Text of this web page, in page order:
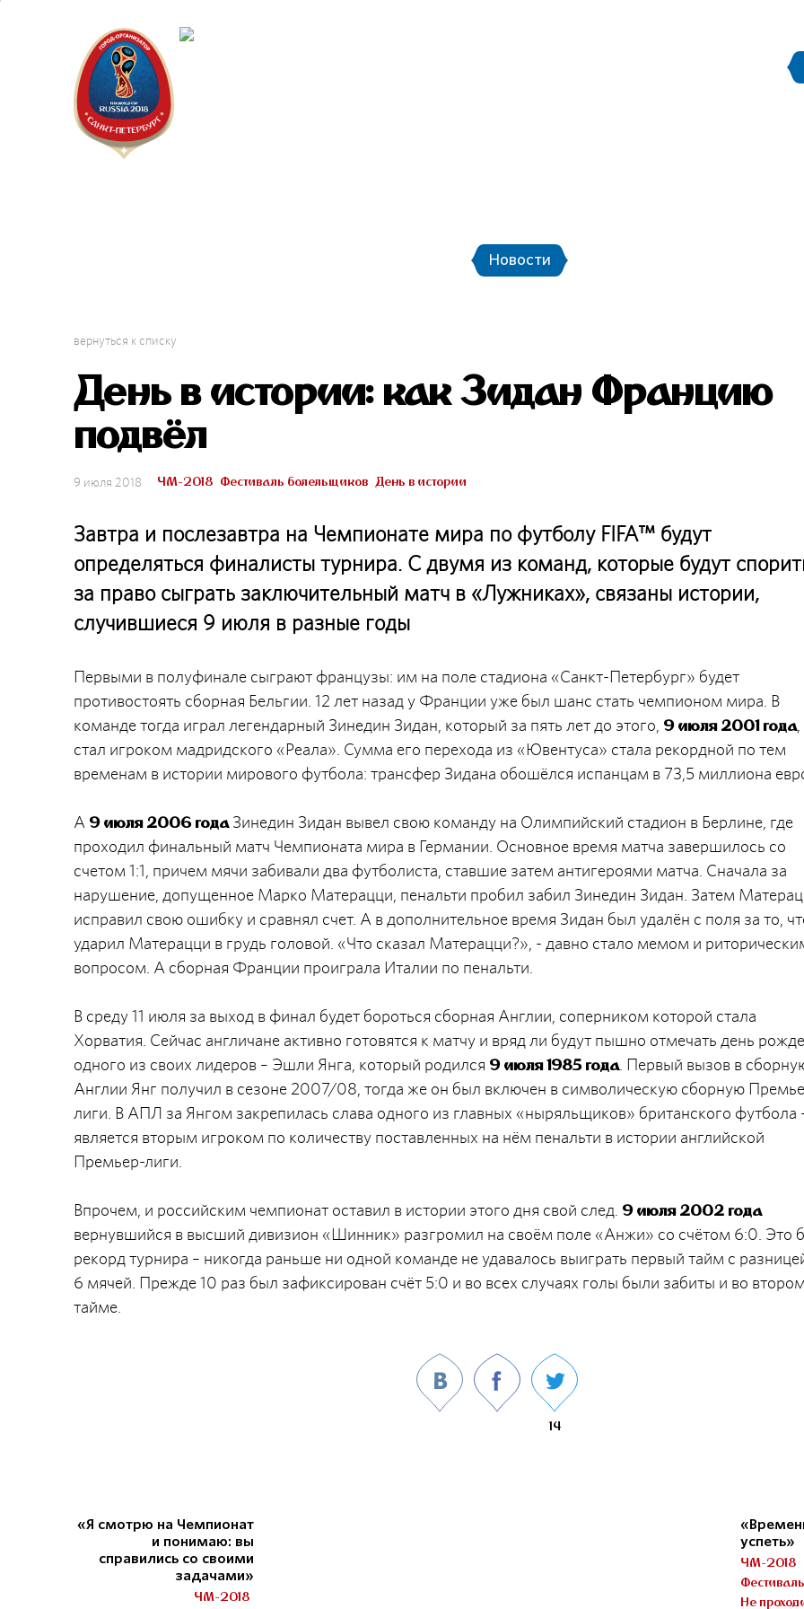
Новости
вернуться к списку
День в истории: как Зидан Францию
подвёл
9 июля 2018 ЧМ-2018 Фестиваль болельщиков День в истории
Завтра и послезавтра на Чемпионате мира по футболу FIFA™ будут
определяться финалисты турнира. С двумя из команд, которые будут
за право сыграть заключительный матч в «Лужниках», связаны истории,
случившиеся 9 июля в разные годы
Первыми в полуфинале сыграют французы: им на поле стадиона «Санкт-Петербург» будет
противостоять сборная Бельгии. 12 лет назад у Франции уже был шанс стать чемпионом мира. В
команде тогда играл легендарный Зинедин Зидан, который за пять лет до этого, 9 июля 2001 года,
стал игроком мадридского «Реала». Сумма его перехода из «Ювентуса» стала рекордной по тем
временам в истории мирового футбола: трансфер Зидана обошёлся испанцам в 73,5 миллиона
А 9 июля 2006 годаЗинедин Зидан вывел свою команду на Олимпийский стадион в Берлине, где
проходил финальный матч Чемпионата мира в Германии. Основное время матча завершилось со
счетом 1:1, причем мячи забивали два футболиста, ставшие затем антигероями матча. Сначала за
нарушение, допущенное Марко Матерацци, пенальти пробил забил Зинедин Зидан. Затем
исправил свою ошибку и сравнял счет. А в дополнительное время Зидан был удалён с поля за то,
ударил Матерацци в грудь головой. «Что сказал Матерацци?», - давно стало мемом и
вопросом. А сборная Франции проиграла Италии по пенальти.
В среду 11 июля за выход в финал будет бороться сборная Англии, соперником которой стала
Хорватия. Сейчас англичане активно готовятся к матчу и вряд ли будут пышно отмечать день
одного из своих лидеров – Эшли Янга, который родился 9 июля 1985 года. Первый вызов в
Англии Янг получил в сезоне 2007/08, тогда же он был включен в символическую сборную
лиги. В АПЛ за Янгом закрепилась слава одного из главных «ныряльщиков» британского футбола
является вторым игроком по количеству поставленных на нём пенальти в истории английской
Премьер-лиги.
Впрочем, и российским чемпионат оставил в истории этого дня свой след. 9 июля 2002 года
вернувшийся в высший дивизион «Шинник» разгромил на своём поле «Анжи» со счётом 6:0. Это
рекорд турнира – никогда раньше ни одной команде не удавалось выиграть первый тайм с
6 мячей. Прежде 10 раз был зафиксирован счёт 5:0 и во всех случаях голы были забиты и во
тайме.
14
«Я смотрю на Чемпионат
и понимаю: вы
справились со своими
задачами»
ЧМ-2018
успеть»
ЧМ-2018
Не